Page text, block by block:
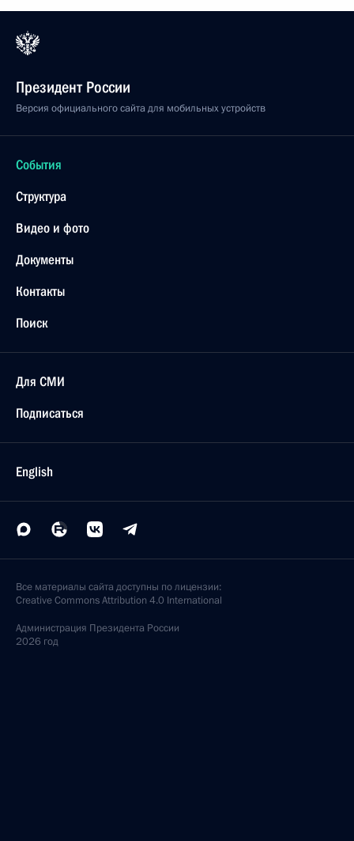
Президент России
Версия официального сайта для мобильных устройств
События
Структура
Видео и фото
Документы
Контакты
Поиск
Для СМИ
Подписаться
English
Все материалы сайта доступны по лицензии:
Creative Commons Attribution 4.0 International
Администрация Президента России
2026 год